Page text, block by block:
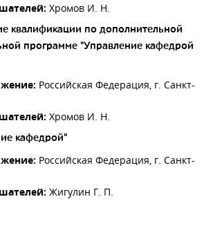
Хромов И. Н.
квалификации по дополнительной
программе "Управление кафедрой
Российская Федерация, г. Санкт-
Хромов И. Н.
кафедрой"
Российская Федерация, г. Санкт-
Жигулин Г. П.